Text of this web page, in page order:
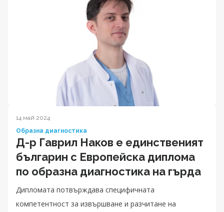
14 май 2024
Образна диагностика
Д-р Гаврил Наков е единственият
българин с Европейска диплома
по образна диагностика на гърда
Дипломата потвърждава специфичната
компетентност за извършване и разчитане на